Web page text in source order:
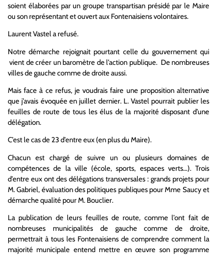
soient élaborées par un groupe transpartisan présidé par le Maire
ou son représentant et ouvert aux Fontenaisiens volontaires.
Laurent Vastel a refusé.
Notre démarche rejoignait pourtant celle du gouvernement qui
vient de créer un baromètre de l’action publique. De nombreuses
villes de gauche comme de droite aussi.
Mais face à ce refus, je voudrais faire une proposition alternative
que j’avais évoquée en juillet dernier. L. Vastel pourrait publier les
feuilles de route de tous les élus de la majorité disposant d’une
délégation.
C’est le cas de 23 d’entre eux (en plus du Maire).
Chacun est chargé de suivre un ou plusieurs domaines de
compétences de la ville (école, sports, espaces verts…). Trois
d’entre eux ont des délégations transversales : grands projets pour
M. Gabriel, évaluation des politiques publiques pour Mme Saucy et
démarche qualité pour M. Bouclier.
La publication de leurs feuilles de route, comme l’ont fait de
nombreuses municipalités de gauche comme de droite,
permettrait à tous les Fontenaisiens de comprendre comment la
majorité municipale entend mettre en œuvre son programme